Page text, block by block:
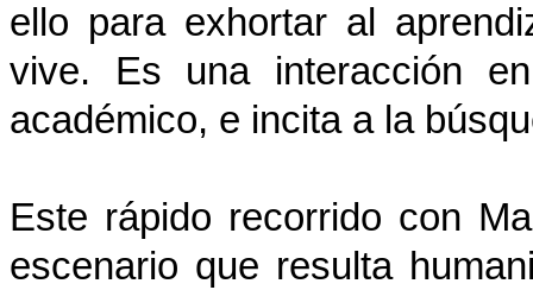
ello para exhortar al
vive. Es una interacción
académico, e incita a la
Este rápido recorrido con
escenario que resulta